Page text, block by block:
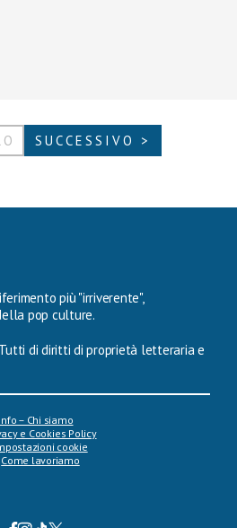
SUCCESSIVO >
più "irriverente",
pop culture.
Tutti di diritti di proprietà letteraria e
Info – Chi siamo
e Cookies Policy
cookie
Come lavoriamo